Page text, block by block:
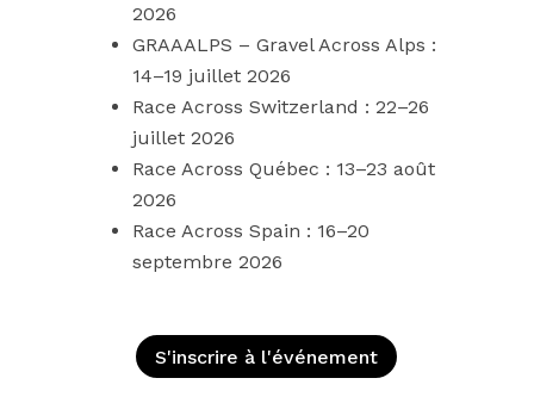
2026
GRAAALPS – Gravel Across Alps :
14–19 juillet 2026
Race Across Switzerland : 22–26
juillet 2026
Race Across Québec : 13–23 août
2026
Race Across Spain : 16–20
septembre 2026
S'inscrire à l'événement